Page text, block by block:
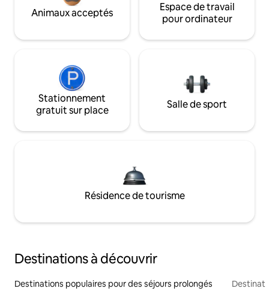
Animaux acceptés
Espace de travail
pour ordinateur
Stationnement
gratuit sur place
Salle de sport
Résidence de tourisme
Destinations à découvrir
Destinations populaires pour des séjours prolongés